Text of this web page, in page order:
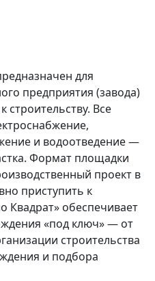
для
предприятия (завода)
строительству. Все
и водоотведение —
Формат площадки
проект в
приступить к
Квадрат» обеспечивает
«под ключ» — от
строительства
и подбора